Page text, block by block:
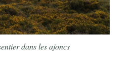
dans les ajoncs